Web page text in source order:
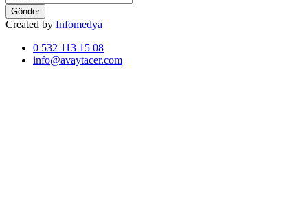
Gönder
Created by Infomedya
0 532 113 15 08
info@avaytacer.com